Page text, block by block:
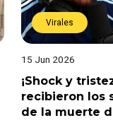
Virales
15 Jun 2026
¡Shock y
recibieron los
de la muerte